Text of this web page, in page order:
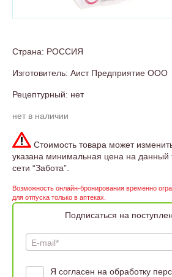
Страна: РОССИЯ
Изготовитель: Аист Предприятие ООО
Рецептурный: нет
нет в наличии
Стоимость товара может
указана минимальная цена на данный
сети “Забота”.
Возможность онлайн-бронирования временно
для отпуска только в аптеках.
Подписаться на
E-mail*
Я согласен на обработку